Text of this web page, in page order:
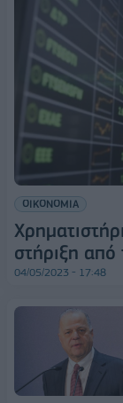
ΟΙΚΟΝΟΜΙΑ
στήριξη από
04/05/2023 - 17:48